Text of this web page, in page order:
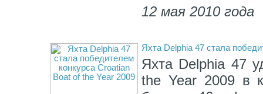
12 мая 2010 года
Яхта Delphia 47 стала
Яхта Delphia 47
the Year 2009 в